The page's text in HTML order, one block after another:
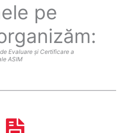
pe
Evaluare și Certificare a
ASIM